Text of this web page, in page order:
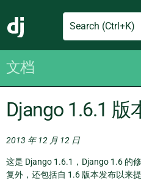
Django
Search
文档
Django 1.6.1 版
2013 年 12 月 12 日
这是 Django 1.6.1，Django 1.6 的
复外，还包括自 1.6 版本发布以来提